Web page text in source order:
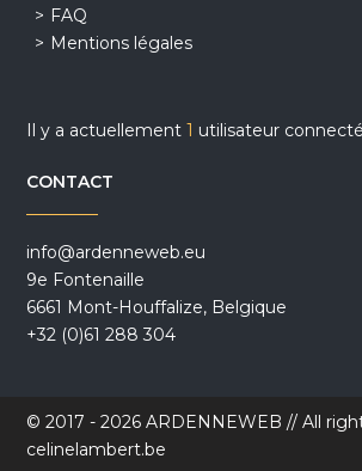
FAQ
Mentions légales
Il y a actuellement1 utilisateur
CONTACT
info@ardenneweb.eu
9e Fontenaille
6661 Mont-Houffalize, Belgique
+32 (0)61 288 304
© 2017 - 2026 ARDENNEWEB // All
celinelambert.be